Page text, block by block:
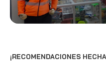
¡RECOMENDACIONES